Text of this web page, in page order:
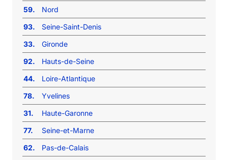
59.
Nord
93.
Seine-Saint-Denis
33.
Gironde
92.
Hauts-de-Seine
44.
Loire-Atlantique
78.
Yvelines
31.
Haute-Garonne
77.
Seine-et-Marne
62.
Pas-de-Calais